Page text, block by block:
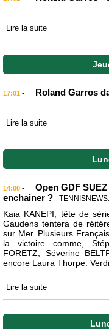
Lire la suite
17:01 - Roland Garros
Lire la suite
14:00 -
Open GDF
enchainer ? -
Kaia KANEPI, tête de
Gaudens tentera de
sur Mer. Plusieurs
la victoire comme,
FORETZ, Séverine
encore Laura Thorpe.
Lire la suite